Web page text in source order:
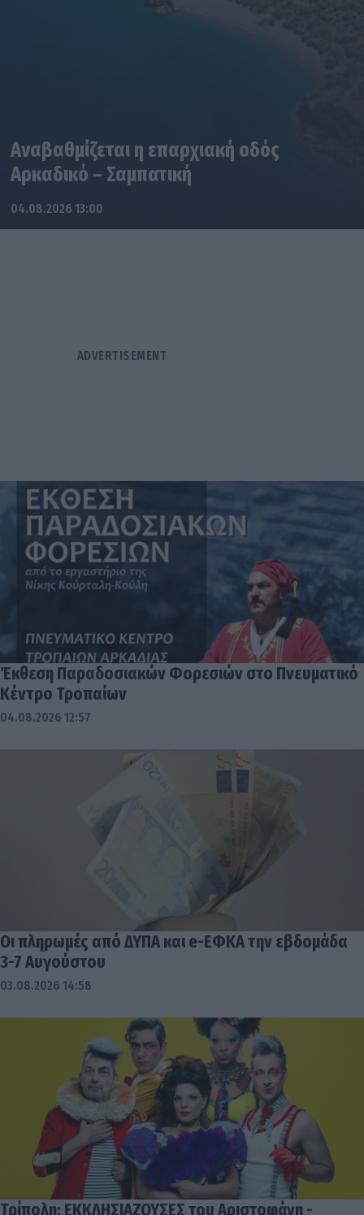
Αναβαθμίζεται η επαρχιακή οδός
Αρκαδικό – Σαμπατική
04.08.2026 13:00
Έκθεση Παραδοσιακών Φορεσιών στο Πνευματικό
Κέντρο Τροπαίων
04.08.2026 12:57
Οι πληρωμές από ΔΥΠΑ και e-ΕΦΚΑ την εβδομάδα
3-7 Αυγούστου
03.08.2026 14:58
Τρίπολη: ΕΚΚΛΗΣΙΑΖΟΥΣΕΣ του Αριστοφάνη -